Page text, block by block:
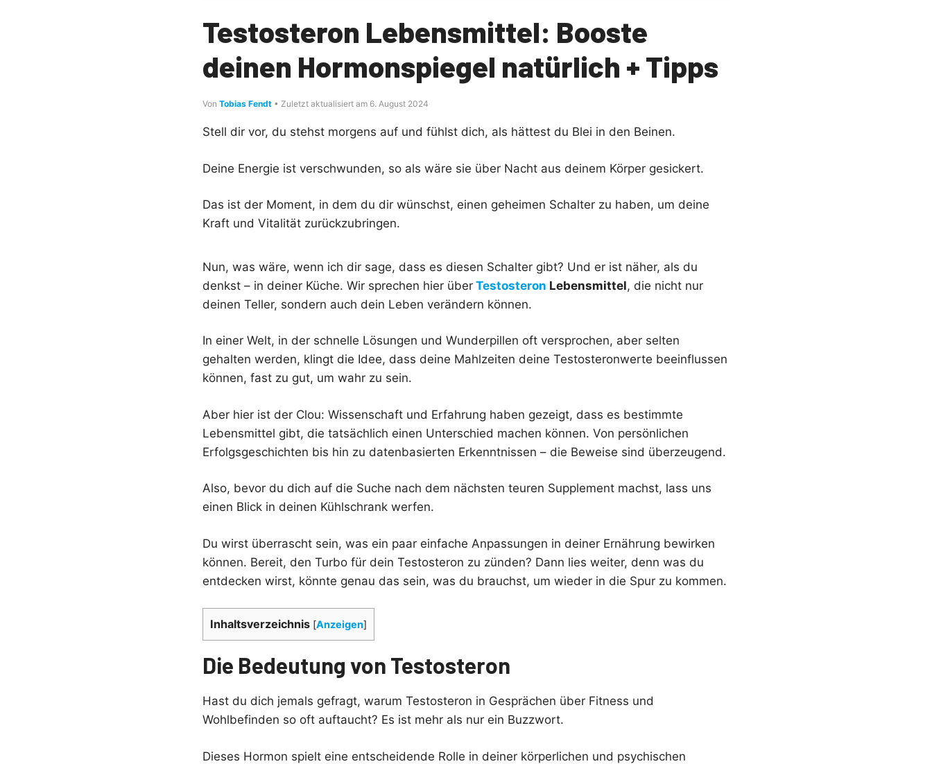
Testosteron Lebensmittel: Booste
deinen Hormonspiegel natürlich + Tipps
Von Tobias Fendt • Zuletzt aktualisiert am 6. August 2024
Stell dir vor, du stehst morgens auf und fühlst dich, als hättest du Blei in den Beinen.
Deine Energie ist verschwunden, so als wäre sie über Nacht aus deinem Körper gesickert.
Das ist der Moment, in dem du dir wünschst, einen geheimen Schalter zu haben, um deine
Kraft und Vitalität zurückzubringen.
Nun, was wäre, wenn ich dir sage, dass es diesen Schalter gibt? Und er ist näher, als du
denkst – in deiner Küche. Wir sprechen hier über Testosteron Lebensmittel, die nicht nur
deinen Teller, sondern auch dein Leben verändern können.
In einer Welt, in der schnelle Lösungen und Wunderpillen oft versprochen, aber selten
gehalten werden, klingt die Idee, dass deine Mahlzeiten deine Testosteronwerte beeinflussen
können, fast zu gut, um wahr zu sein.
Aber hier ist der Clou: Wissenschaft und Erfahrung haben gezeigt, dass es bestimmte
Lebensmittel gibt, die tatsächlich einen Unterschied machen können. Von persönlichen
Erfolgsgeschichten bis hin zu datenbasierten Erkenntnissen – die Beweise sind überzeugend.
Also, bevor du dich auf die Suche nach dem nächsten teuren Supplement machst, lass uns
einen Blick in deinen Kühlschrank werfen.
Du wirst überrascht sein, was ein paar einfache Anpassungen in deiner Ernährung bewirken
können. Bereit, den Turbo für dein Testosteron zu zünden? Dann lies weiter, denn was du
entdecken wirst, könnte genau das sein, was du brauchst, um wieder in die Spur zu kommen.
Inhaltsverzeichnis [Anzeigen]
Die Bedeutung von Testosteron
Hast du dich jemals gefragt, warum Testosteron in Gesprächen über Fitness und
Wohlbefinden so oft auftaucht? Es ist mehr als nur ein Buzzwort.
Dieses Hormon spielt eine entscheidende Rolle in deiner körperlichen und psychischen